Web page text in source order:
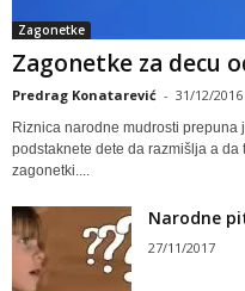
Zagonetke
Zagonetke za decu
Predrag Konatarević - 31/12/2016
Riznica narodne mudrosti prepuna
podstaknete dete da razmišlja a
zagonetki....
Narodne
27/11/2017